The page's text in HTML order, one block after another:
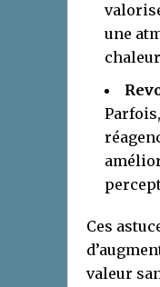
une
Ces
valeur